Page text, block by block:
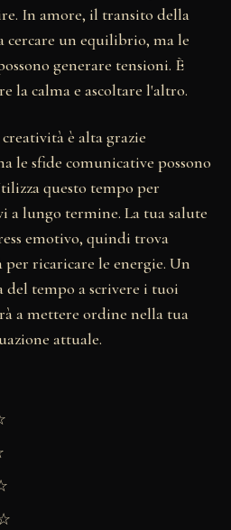
In amore, il transito della
cercare un equilibrio, ma le
generare tensioni. È
la calma e ascoltare l'altro.
è alta grazie
le sfide comunicative possono
questo tempo per
lungo termine. La tua salute
emotivo, quindi trova
ricaricare le energie. Un
del tempo a scrivere i tuoi
a mettere ordine nella tua
attuale.